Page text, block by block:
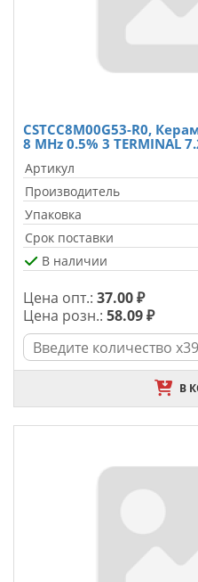
CSTCC8M00G53-R0,
8 MHz 0.5% 3 TERMINAL
Артикул
Производитель
Упаковка
Срок поставки
В наличии
Цена опт.: 37.00 ₽
Цена розн.: 58.09 ₽
В